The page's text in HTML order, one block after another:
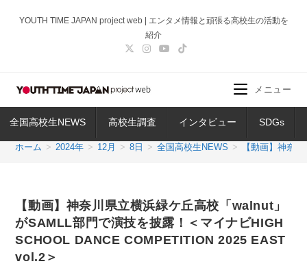
ス
ッ
YOUTH TIME JAPAN project web | エンタメ情報と頑張る高校生の活動を
紹介
全国高校生NEWS 高校生調査 インタビュー SDGs
メニュー
ホーム > 2024年 > 12月 > 8日 > 全国高校生NEWS > 【動画】神奈
【動画】神奈川県立横浜緑ケ丘高校「walnut」
がSAMLL部門で演技を披露！＜マイナビHIGH
SCHOOL DANCE COMPETITION 2025 EAST
vol.2＞